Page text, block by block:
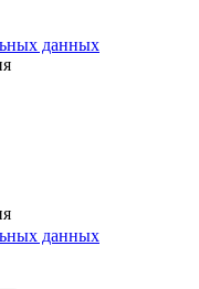
данных
данных